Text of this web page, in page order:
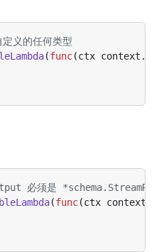
的任何类型
(func(ctx context .
必须是
(func(ctx context